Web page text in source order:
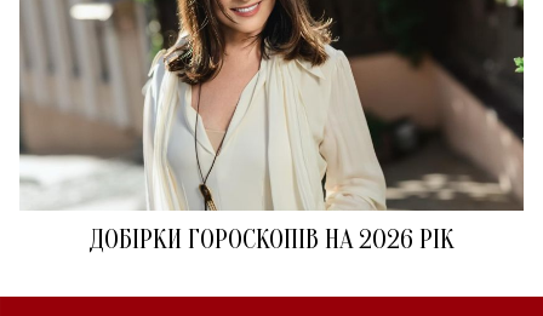
ДОБІРКИ ГОРОСКОПІВ НА 2026 РІК